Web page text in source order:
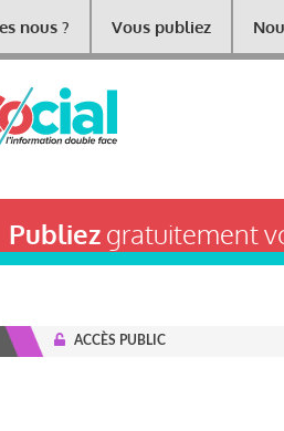
nous ? Vous publiez
Publiezgratuitement
ACCÈS PUBLIC